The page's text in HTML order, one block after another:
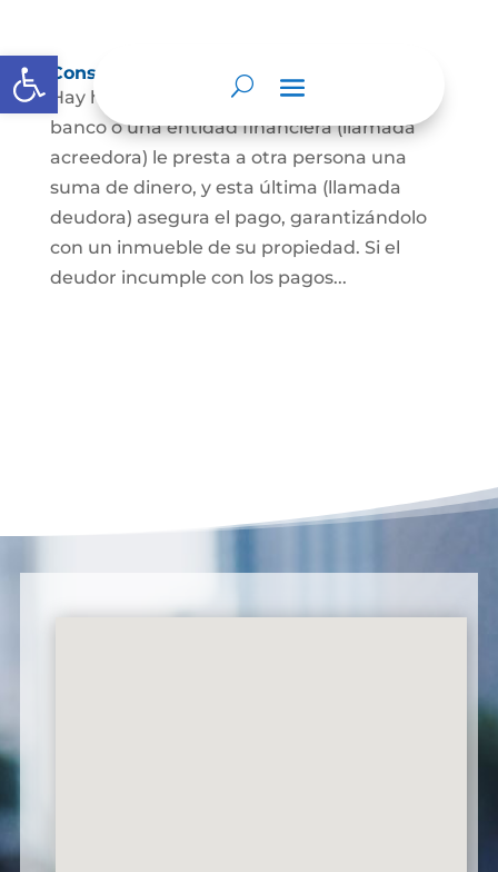
Abrir barra de herramientas
Constitución de hipoteca
Hay hipoteca cuando una persona, o un
banco o una entidad financiera (llamada
acreedora) le presta a otra persona una
suma de dinero, y esta última (llamada
deudora) asegura el pago, garantizándolo
con un inmueble de su propiedad. Si el
deudor incumple con los pagos...